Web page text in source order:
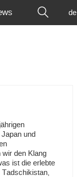
de
und
wir den Klang
ist die erlebte
Tadschikistan,